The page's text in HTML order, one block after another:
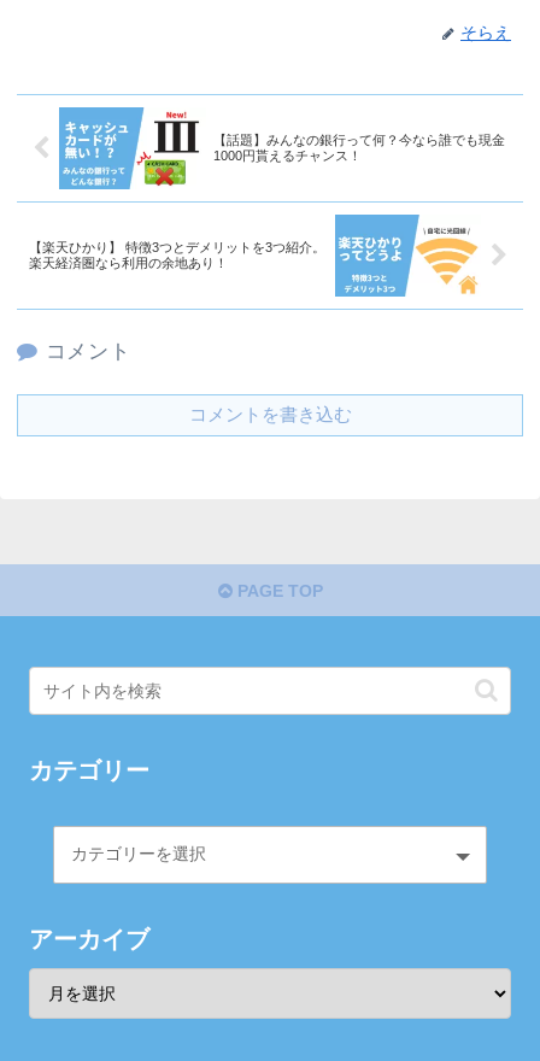
そらえ
【話題】みんなの銀行って何？今なら誰でも現金
1000円貰えるチャンス！
【楽天ひかり】 特徴3つとデメリットを3つ紹介。
楽天経済圏なら利用の余地あり！
コメント
コメントを書き込む
PAGE TOP
カテゴリー
アーカイブ